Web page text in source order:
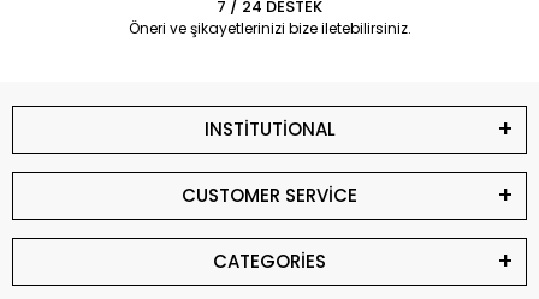
7 / 24 DESTEK
Öneri ve şikayetlerinizi bize iletebilirsiniz.
INSTİTUTİONAL
CUSTOMER SERVİCE
CATEGORİES